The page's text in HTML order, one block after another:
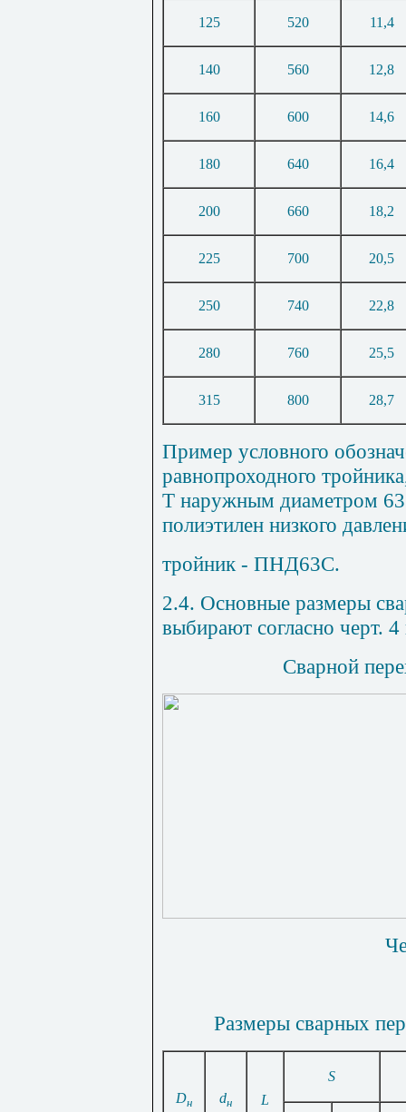
125 520 11,4
140 560 12,8
160 600 14,6
180 640 16,4
200 660 18,2
225 700 20,5
250 740 22,8
280 760 25,5
315 800 28,7
Пример условного
равнопроходного
Т наружным диаметром
полиэтилен низкого
тройник - ПНД63С.
2.4. Основные размеры
выбирают согласно черт. 4
Сварной
Размеры сварных
Dн dн L
S